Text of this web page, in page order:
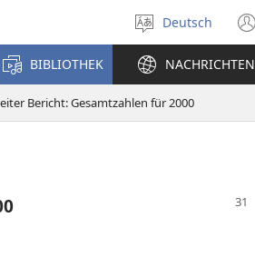
Sprache
auswählen
Deutsch
BIBLIOTHEK NACHRICHTEN
Bericht: Gesamtzahlen für 2000